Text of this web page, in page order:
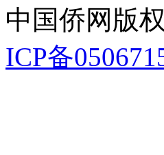
中国侨网版
ICP备